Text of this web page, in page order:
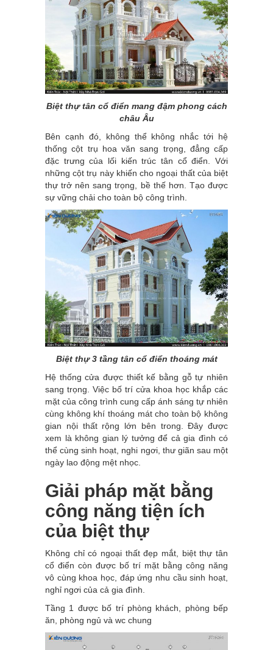
Biệt thự tân cổ điển mang đậm phong cách
châu Âu
Bên cạnh đó, không thể không nhắc tới hệ
thống cột trụ hoa văn sang trọng, đẳng cấp
đặc trưng của lối kiến trúc tân cổ điển. Với
những cột trụ này khiến cho ngoại thất của biệt
thự trở nên sang trọng, bề thế hơn. Tạo được
sự vững chải cho toàn bộ công trình.
Biệt thự 3 tầng tân cổ điển thoáng mát
Hệ thống cửa được thiết kế bằng gỗ tự nhiên
sang trọng. Việc bố trí cửa khoa học khắp các
mặt của công trình cung cấp ánh sáng tự nhiên
cùng không khí thoáng mát cho toàn bộ không
gian nội thất rộng lớn bên trong. Đây được
xem là không gian lý tưởng để cả gia đình có
thể cùng sinh hoạt, nghi ngơi, thư giãn sau một
ngày lao động mệt nhọc.
Giải pháp mặt bằng
công năng tiện ích
của biệt thự
Không chỉ có ngoại thất đẹp mắt, biệt thự tân
cổ điển còn được bố trí mặt bằng công năng
vô cùng khoa học, đáp ứng nhu cầu sinh hoạt,
nghỉ ngơi của cả gia đình.
Tầng 1 được bố trí phòng khách, phòng bếp
ăn, phòng ngủ và wc chung